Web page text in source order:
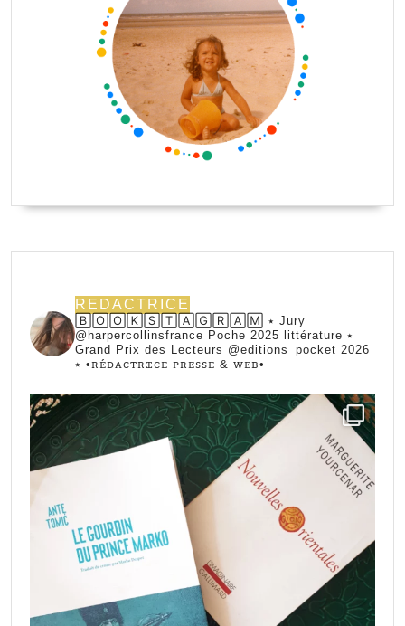
REDACTRICE
🄱🄾🄾🄺🅂🅃🄰🄶🅁🄰🄼 ⭑ Jury
@harpercollinsfrance Poche 2025 littérature ⭑
Grand Prix des Lecteurs @editions_pocket 2026
⭑ •ꭱꭼ́ꭰꭺꮯꭲꭱꮖꮯꭼ ꮲꭱꭼꮪꮪꭼ & ꮃꭼᏼ•